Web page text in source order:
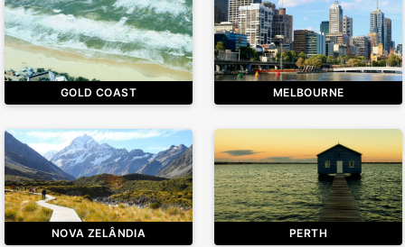
GOLD COAST MELBOURNE
NOVA ZELÂNDIA PERTH